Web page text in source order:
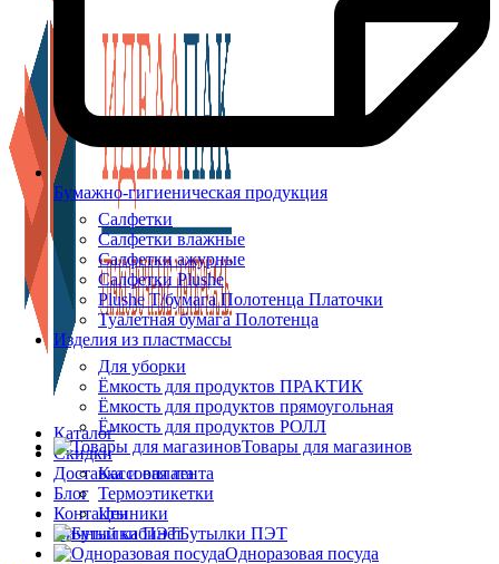
Каталог
Скидки
Доставка и оплата
Блог
Контакты
Личный кабинет
Бумажно-гигиеническая продукция
Салфетки
Салфетки влажные
Салфетки ажурные
Салфетки Plushe
Plushe Т/бумага Полотенца Платочки
Туалетная бумага Полотенца
Изделия из пластмассы
Для уборки
Ёмкость для продуктов ПРАКТИК
Ёмкость для продуктов прямоугольная
Ёмкость для продуктов РОЛЛ
Товары для магазинов
Кассовая лента
Термоэтикетки
Ценники
Бутылки ПЭТ
Одноразовая посуда